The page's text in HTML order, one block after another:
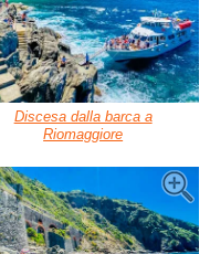
Discesa dalla barca a
Riomaggiore